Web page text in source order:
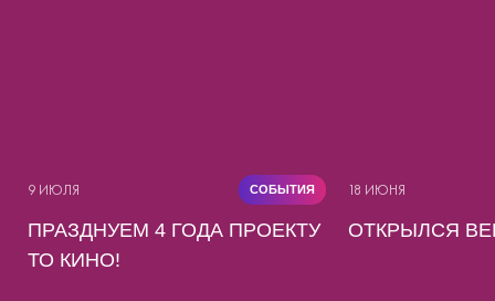
9 ИЮЛЯ СОБЫТИЯ
ПРАЗДНУЕМ 4 ГОДА ПРОЕКТУ
ТО КИНО!
18 ИЮНЯ
ОТКРЫЛСЯ